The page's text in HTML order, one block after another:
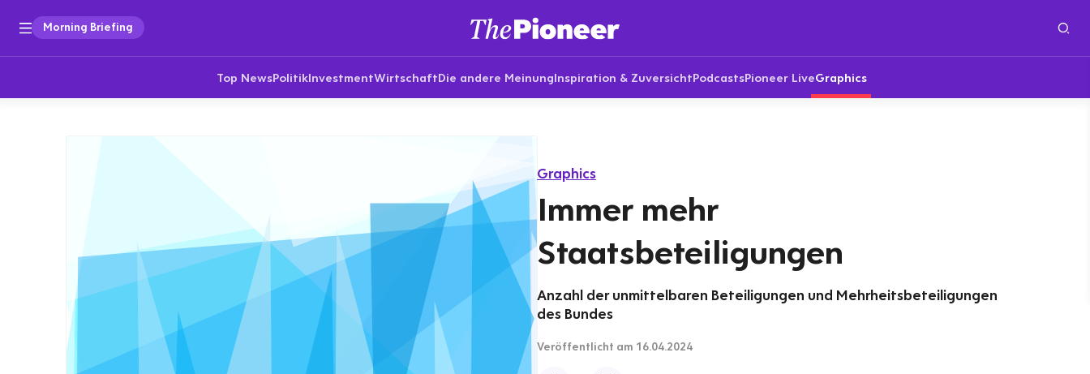
Morning Briefing
Top NewsPolitikInvestmentWirtschaftDie andere MeinungInspiration & ZuversichtPodcastsPioneer LiveGraphics
Graphics
Immer mehr
Staatsbeteiligungen
Anzahl der unmittelbaren Beteiligungen und Mehrheitsbeteiligungen
des Bundes
Veröffentlicht am 16.04.2024